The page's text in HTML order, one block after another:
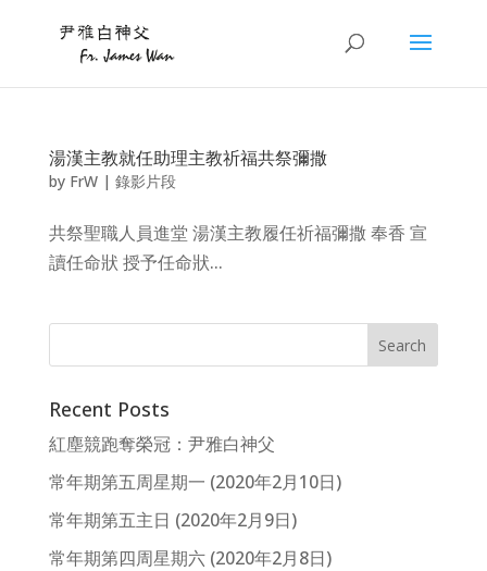
湯漢主教就任助理主教祈福共祭彌撒
by FrW| 錄影片段
共祭聖職人員進堂 湯漢主教履任祈福彌撒 奉香 宣
讀任命狀 授予任命狀...
Recent Posts
紅塵競跑奪榮冠：尹雅白神父
常年期第五周星期一 (2020年2月10日)
常年期第五主日 (2020年2月9日)
常年期第四周星期六 (2020年2月8日)